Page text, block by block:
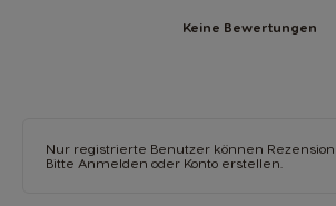
Keine Bewertungen
Nur registrierte Benutzer können
Bitte Anmelden oder Konto erstellen